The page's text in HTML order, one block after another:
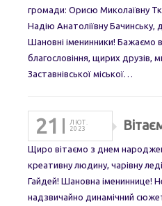
громади: Орисю Миколаївну
Надію Анатоліївну Бачинську,
Шановні іменинники! Бажаємо
благословіння, щирих друзів,
Заставнівської міської…
21
ЛЮТ.
2023
Щиро вітаємо з днем
креативну людину, чарівну
Гайдей! Шановна імениннице!
надзвичайно динамічний